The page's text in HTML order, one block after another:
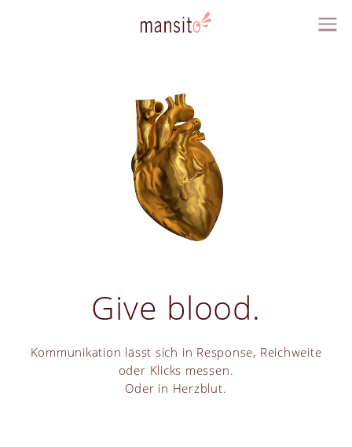
Give blood.
Kommunikation lässt sich in Response, Reichweite
oder Klicks messen.
Oder in Herzblut.